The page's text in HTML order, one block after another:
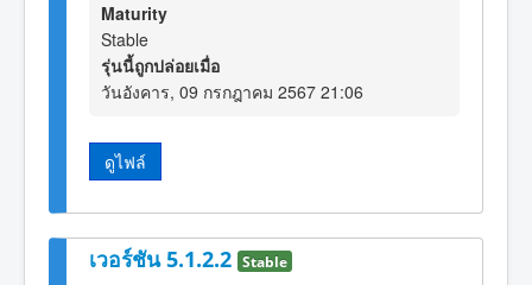
Maturity
Stable
รุ่นนี้ถูกปล่อยเมื่อ
วันอังคาร, 09 กรกฎาคม 2567 21:06
ดูไฟล์
เวอร์ชัน 5.1.2.2 Stable